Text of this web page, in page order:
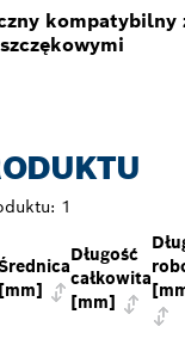
kompatybilny
1
[mm]
Długość
całkowita
[mm]